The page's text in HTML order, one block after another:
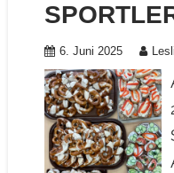
6. Juni 2025